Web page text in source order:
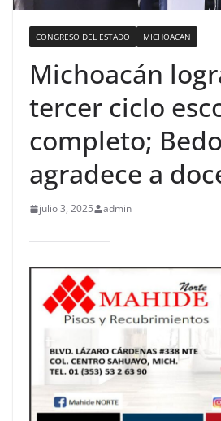
CONGRESO DEL ESTADO MICHOACAN
Michoacán
tercer ciclo
completo;
agradece a
julio 3, 2025 admin